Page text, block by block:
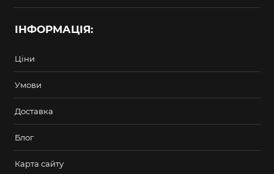
ІНФОРМАЦІЯ:
Ціни
Умови
Доставка
Блог
Карта сайту